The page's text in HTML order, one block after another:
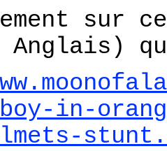
sur
Anglais)
boy-in-